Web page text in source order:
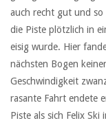
auch recht gut und so
die Piste plötzlich in
eisig wurde. Hier
nächsten Bogen
Geschwindigkeit
rasante Fahrt endete
Piste als sich Felix